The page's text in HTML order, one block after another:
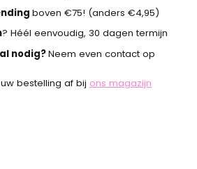
boven €75! (anders €4,95)
? Héél eenvoudig, 30 dagen termijn
nodig?Neem even contact op
bestelling af bij ons magazijn